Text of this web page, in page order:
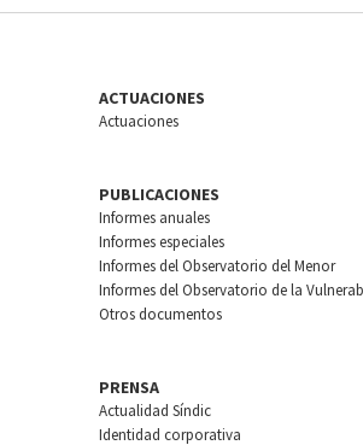
ACTUACIONES
Actuaciones
PUBLICACIONES
Informes anuales
Informes especiales
Informes del Observatorio del Menor
Informes del Observatorio de la
Otros documentos
PRENSA
Actualidad Síndic
Identidad corporativa